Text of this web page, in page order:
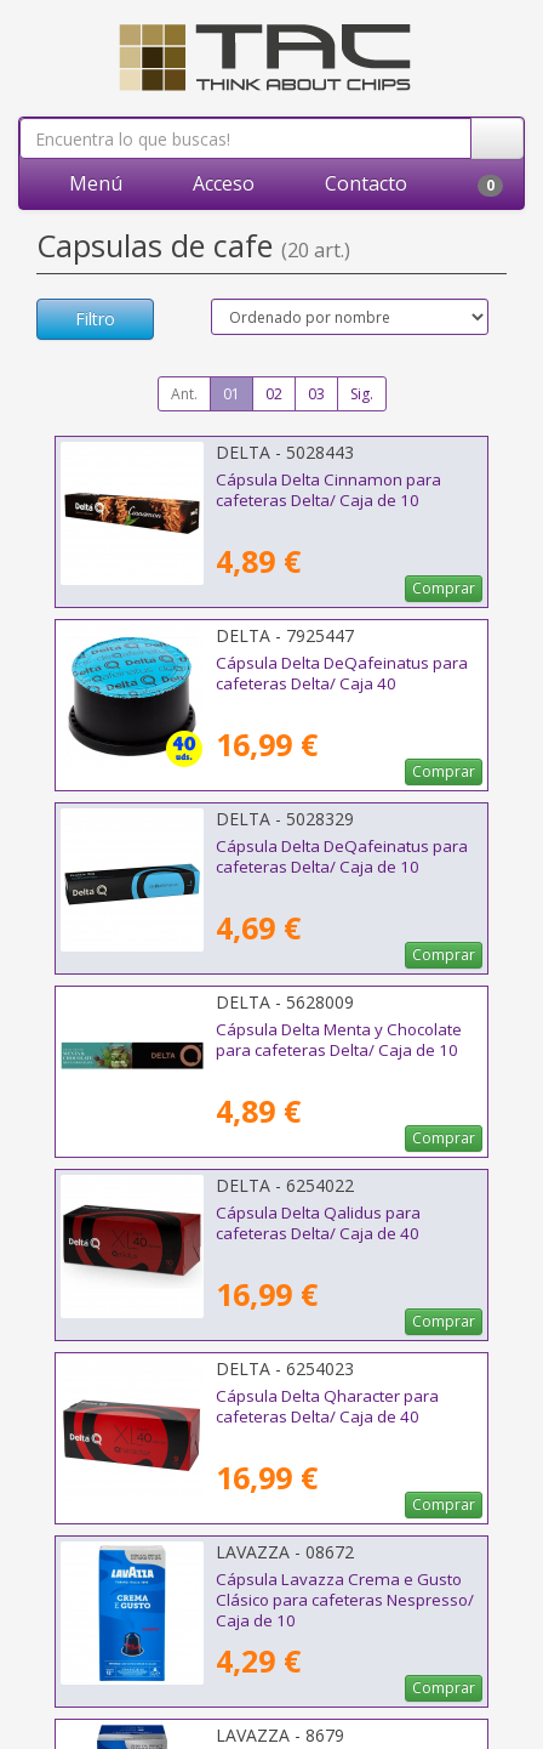
Menú Acceso Contacto 0
Capsulas de cafe (20 art.)
Filtro
Ant. 01 02 03 Sig.
DELTA - 5028443
Cápsula Delta Cinnamon para
cafeteras Delta/ Caja de 10
4,89 €
Comprar
DELTA - 7925447
Cápsula Delta DeQafeinatus para
cafeteras Delta/ Caja 40
16,99 €
Comprar
DELTA - 5028329
Cápsula Delta DeQafeinatus para
cafeteras Delta/ Caja de 10
4,69 €
Comprar
DELTA - 5628009
Cápsula Delta Menta y Chocolate
para cafeteras Delta/ Caja de 10
4,89 €
Comprar
DELTA - 6254022
Cápsula Delta Qalidus para
cafeteras Delta/ Caja de 40
16,99 €
Comprar
DELTA - 6254023
Cápsula Delta Qharacter para
cafeteras Delta/ Caja de 40
16,99 €
Comprar
LAVAZZA - 08672
Cápsula Lavazza Crema e Gusto
Clásico para cafeteras Nespresso/
Caja de 10
4,29 €
Comprar
LAVAZZA - 8679